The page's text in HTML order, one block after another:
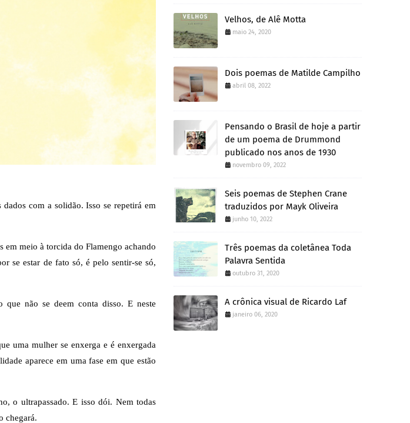
com a solidão. Isso se repetirá em
em meio à torcida do Flamengo achando
se estar de fato só, é pelo sentir-se só,
que não se deem conta disso. E neste
uma mulher se enxerga e é enxergada
aparece em uma fase em que estão
o ultrapassado. E isso dói. Nem todas
chegará.
Velhos, de Alê Motta
maio 24, 2020
Dois poemas de Matilde Campilho
abril 08, 2022
Pensando o Brasil de hoje a partir
de um poema de Drummond
publicado nos anos de 1930
novembro 09, 2022
Seis poemas de Stephen Crane
traduzidos por Mayk Oliveira
junho 10, 2022
Três poemas da coletânea Toda
Palavra Sentida
outubro 31, 2020
A crônica visual de Ricardo Laf
janeiro 06, 2020